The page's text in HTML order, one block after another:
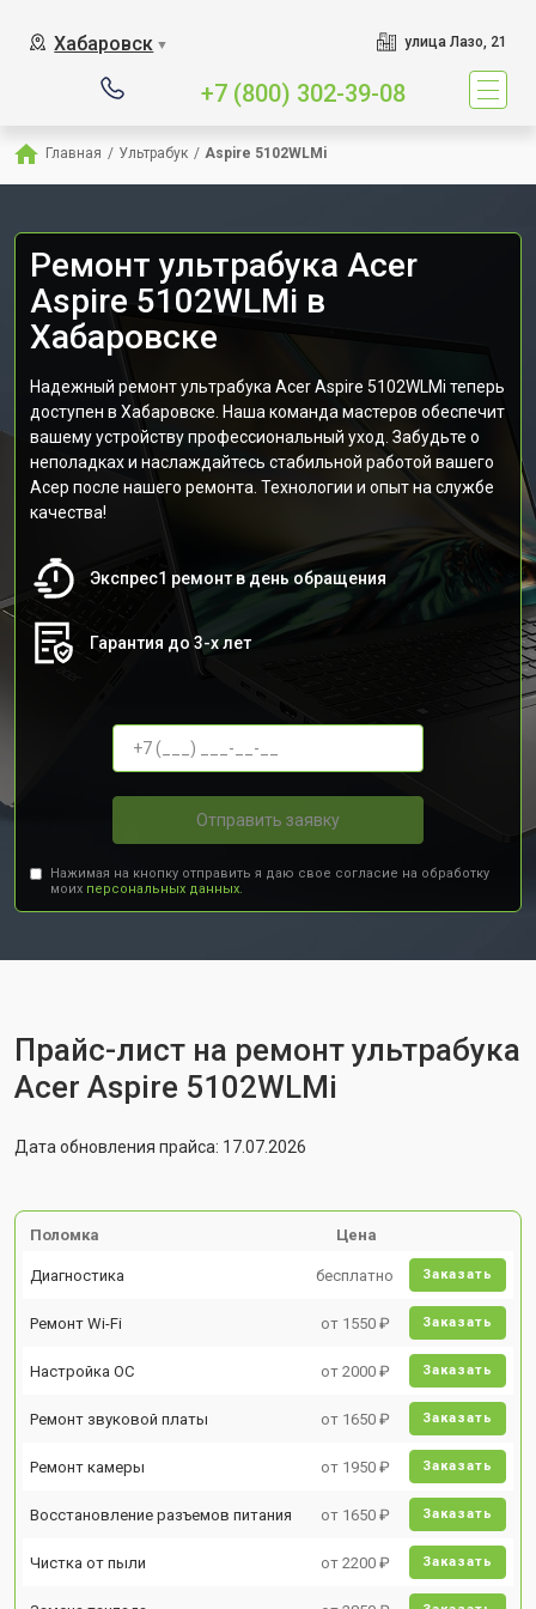
Хабаровск ▼ улица Лазо, 21
+7 (800) 302-39-08
Главная / Ультрабук / Aspire 5102WLMi
Ремонт ультрабука Acer
Aspire 5102WLMi в
Хабаровске
Надежный ремонт ультрабука Acer Aspire 5102WLMi теперь
доступен в Хабаровске. Наша команда мастеров обеспечит
вашему устройству профессиональный уход. Забудьте о
неполадках и наслаждайтесь стабильной работой вашего
Асер после нашего ремонта. Технологии и опыт на службе
качества!
Экспрес1 ремонт в день обращения
Гарантия до 3-х лет
Отправить заявку
Нажимая на кнопку отправить я даю свое согласие на обработку
моих персональных данных.
Прайс-лист на ремонт ультрабука
Acer Aspire 5102WLMi
Дата обновления прайса: 17.07.2026
Поломка Цена
Диагностика бесплатно Заказать
Ремонт Wi-Fi от 1550 ₽ Заказать
Настройка ОС от 2000 ₽ Заказать
Ремонт звуковой платы от 1650 ₽ Заказать
Ремонт камеры от 1950 ₽ Заказать
Восстановление разъемов питания от 1650 ₽ Заказать
Чистка от пыли от 2200 ₽ Заказать